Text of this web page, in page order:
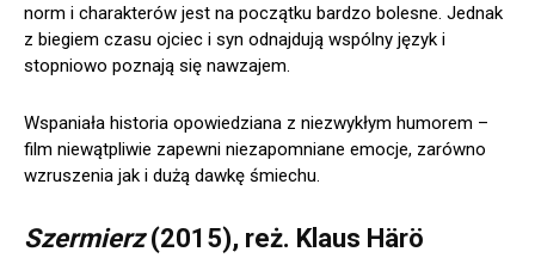
norm i charakterów jest na początku bardzo bolesne. Jednak
z biegiem czasu ojciec i syn odnajdują wspólny język i
stopniowo poznają się nawzajem.
Wspaniała historia opowiedziana z niezwykłym humorem –
film niewątpliwie zapewni niezapomniane emocje, zarówno
wzruszenia jak i dużą dawkę śmiechu.
Szermierz(2015), reż. Klaus Härö